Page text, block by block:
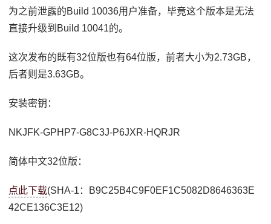
为之前泄露的Build 10036用户准备，毕竟这个版本是无法
直接升级到Build 10041的。
这次发布的既有32位版也有64位版，前者大小为2.73GB，
后者则是3.63GB。
安装密钥：
NKJFK-GPHP7-G8C3J-P6JXR-HQRJR
简体中文32位版：
点此下载(SHA-1：B9C25B4C9F0EF1C5082D8646363E
42CE136C3E12)